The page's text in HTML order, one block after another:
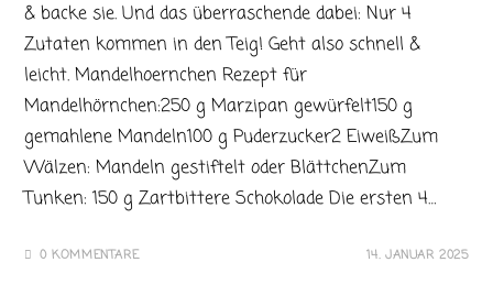
& backe sie. Und das überraschende dabei: Nur 4
Zutaten kommen in den Teig! Geht also schnell &
leicht. Mandelhoernchen Rezept für
Mandelhörnchen:250 g Marzipan gewürfelt150 g
gemahlene Mandeln100 g Puderzucker2 EiweißZum
Wälzen: Mandeln gestiftelt oder BlättchenZum
Tunken: 150 g Zartbittere Schokolade Die ersten 4…
0 KOMMENTARE 14. JANUAR 2025